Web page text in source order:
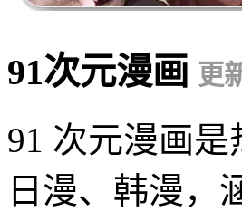
91次元漫画 更
91 次元漫画
日漫、韩漫，